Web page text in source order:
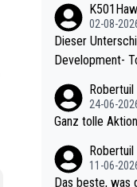
02-08-
Dieser Unterschied
Development-
e mal 40+ erst recht. Da gewinnst keinen
och krasser wie ein Pokalspiel eines Kreisligisten vs einem Bu
Robertuil
24-06-
Ganz tolle
Robertuil
11-06-
Das beste, was